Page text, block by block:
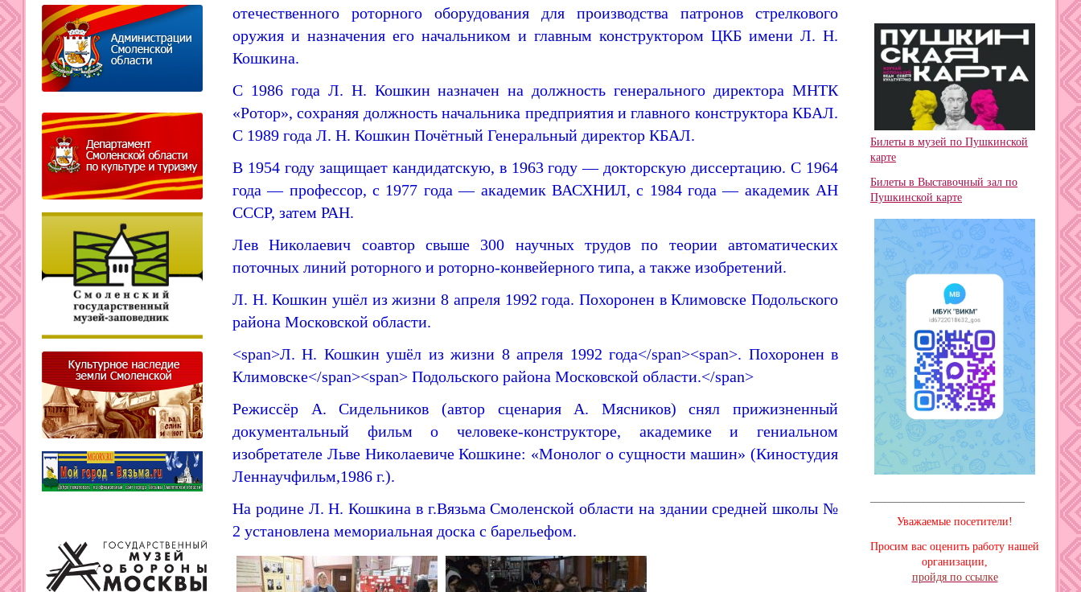
отечественного роторного оборудования для производства патронов стрелкового
оружия и назначения его начальником и главным конструктором ЦКБ имени Л. Н.
Кошкина.
С 1986 года Л. Н. Кошкин назначен на должность генерального директора МНТК
«Ротор», сохраняя должность начальника предприятия и главного конструктора КБАЛ.
С 1989 года Л. Н. Кошкин Почётный Генеральный директор КБАЛ.
В 1954 году защищает кандидатскую, в 1963 году — докторскую диссертацию. С 1964
года — профессор, с 1977 года — академик ВАСХНИЛ, с 1984 года — академик АН
СССР, затем РАН.
Лев Николаевич соавтор свыше 300 научных трудов по теории автоматических
поточных линий роторного и роторно-конвейерного типа, а также изобретений.
Л. Н. Кошкин ушёл из жизни 8 апреля 1992 года. Похоронен в Климовске Подольского
района Московской области.
<span>Л. Н. Кошкин ушёл из жизни 8 апреля 1992 года</span><span>. Похоронен в
Климовске</span><span> Подольского района Московской области.</span>
Режиссёр А. Сидельников (автор сценария А. Мясников) снял прижизненный
документальный фильм о человеке-конструкторе, академике и гениальном
изобретателе Льве Николаевиче Кошкине: «Монолог о сущности машин» (Киностудия
Леннаучфильм,1986 г.).
На родине Л. Н. Кошкина в г.Вязьма Смоленской области на здании средней школы №
2 установлена мемориальная доска с барельефом.
Билеты в музей по Пушкинской
карте
Билеты в Выставочный зал по
Пушкинской карте
Уважаемые посетители!
Просим вас оценить работу нашей
организации,
пройдя по ссылке